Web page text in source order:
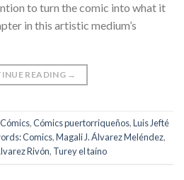
to turn the comic into what it
in this artistic medium’s
READING →
Cómics,Cómics puertorriqueños,Luis Jefté
Comics,Magali J. Álvarez Meléndez,
Rivón, Turey el taíno